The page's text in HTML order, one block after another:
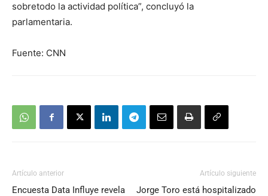
sobretodo la actividad política”, concluyó la
parlamentaria.
Fuente: CNN
Artículo anterior
Encuesta Data Influye revela
Artículo siguiente
Jorge Toro está hospitalizado